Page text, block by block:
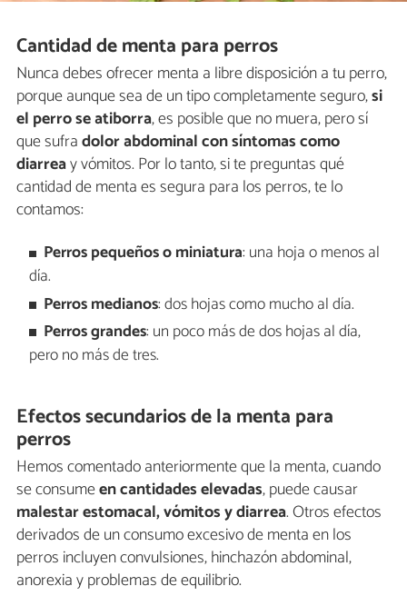
Cantidad de menta para perros
Nunca debes ofrecer menta a libre disposición a tu perro,
porque aunque sea de un tipo completamente seguro,si
el perro se atiborra, es posible que no muera, pero sí
que sufradolor abdominal con síntomas como
diarreay vómitos. Por lo tanto, si te preguntas qué
cantidad de menta es segura para los perros, te lo
contamos:
Perros pequeños o miniatura: una hoja o menos al
día.
Perros medianos: dos hojas como mucho al día.
Perros grandes: un poco más de dos hojas al día,
pero no más de tres.
Efectos secundarios de la menta para
perros
Hemos comentado anteriormente que la menta, cuando
se consumeen cantidades elevadas, puede causar
malestar estomacal, vómitos y diarrea. Otros efectos
derivados de un consumo excesivo de menta en los
perros incluyen convulsiones, hinchazón abdominal,
anorexia y problemas de equilibrio.